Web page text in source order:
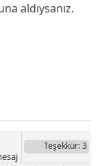
aldıysanız.
Teşekkür: 3